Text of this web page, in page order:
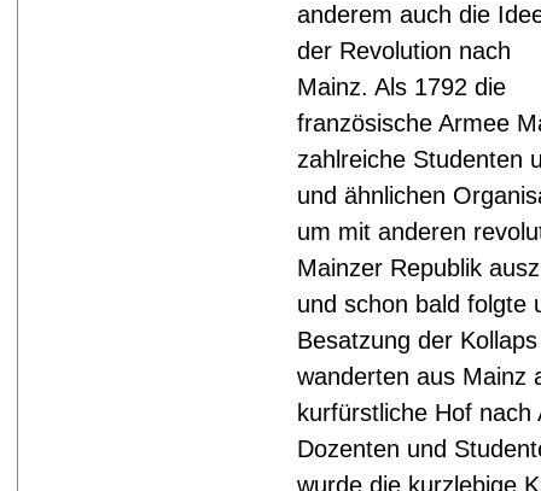
anderem auch die
der Revolution nach
Mainz. Als 1792 die
französische Armee
zahlreiche Studenten
und ähnlichen
um mit anderen
Mainzer Republik
und schon bald folgte
Besatzung der
wanderten aus Mainz
kurfürstliche Hof
Dozenten und
wurde die kurzlebige